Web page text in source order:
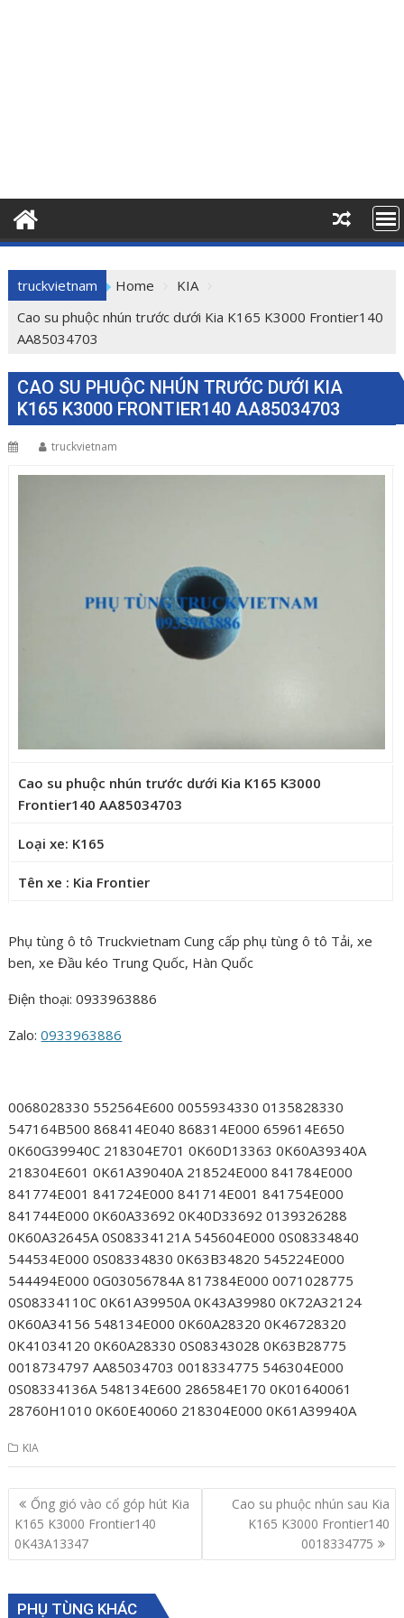
truckvietnam Home
KIA
Cao su phuộc nhún trước dưới Kia K165 K3000 Frontier140
AA85034703
CAO SU PHUỘC NHÚN TRƯỚC DƯỚI KIA
K165 K3000 FRONTIER140 AA85034703
truckvietnam
Cao su phuộc nhún trước dưới Kia K165 K3000
Frontier140 AA85034703
Loại xe: K165
Tên xe : Kia Frontier
Phụ tùng ô tô Truckvietnam Cung cấp phụ tùng ô tô Tải, xe
ben, xe Đầu kéo Trung Quốc, Hàn Quốc
Điện thoại: 0933963886
Zalo:0933963886
0068028330 552564E600 0055934330 0135828330
547164B500 868414E040 868314E000 659614E650
0K60G39940C 218304E701 0K60D13363 0K60A39340A
218304E601 0K61A39040A 218524E000 841784E000
841774E001 841724E000 841714E001 841754E000
841744E000 0K60A33692 0K40D33692 0139326288
0K60A32645A 0S08334121A 545604E000 0S08334840
544534E000 0S08334830 0K63B34820 545224E000
544494E000 0G03056784A 817384E000 0071028775
0S08334110C 0K61A39950A 0K43A39980 0K72A32124
0K60A34156 548134E000 0K60A28320 0K46728320
0K41034120 0K60A28330 0S08343028 0K63B28775
0018734797 AA85034703 0018334775 546304E000
0S08334136A 548134E600 286584E170 0K01640061
28760H1010 0K60E40060 218304E000 0K61A39940A
KIA
Post
navigation
Ống gió vào cổ góp hút Kia
K165 K3000 Frontier140
0K43A13347
Cao su phuộc nhún sau Kia
K165 K3000 Frontier140
0018334775
PHỤ TÙNG KHÁC